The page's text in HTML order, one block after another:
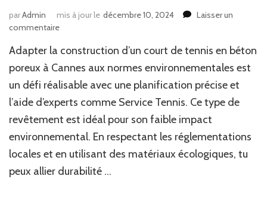
parAdmin mis à jour le décembre 10, 2024
Laisser un
commentairesur
adapter
la
d’un
court
de
tennis
en
béton
poreux
à
Adapter la construction d’un court de tennis en béton
poreux à Cannes aux normes environnementales est
un défi réalisable avec une planification précise et
l’aide d’experts comme Service Tennis. Ce type de
revêtement est idéal pour son faible impact
environnemental. En respectant les réglementations
locales et en utilisant des matériaux écologiques, tu
peux allier durabilité …